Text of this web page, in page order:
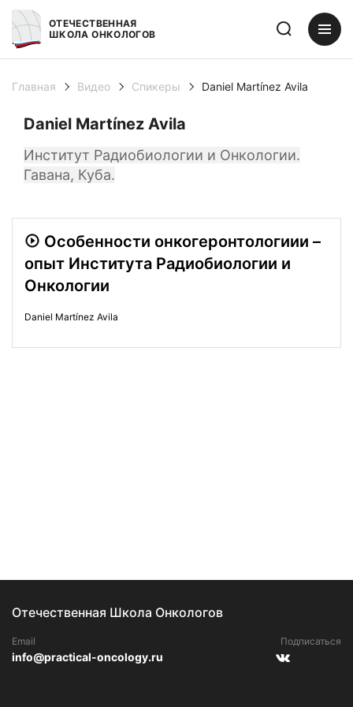
ОТЕЧЕСТВЕННАЯ
ШКОЛА ОНКОЛОГОВ
Главная Видео Спикеры Daniel Martínez Avila
Daniel Martínez Avila
Институт Радиобиологии и Онкологии.
Гавана, Куба.
Особенности онкогеронтологиии –
опыт Института Радиобиологии и
Онкологии
Daniel Martínez Avila
Отечественная Школа Онкологов
Email
info@practical-oncology.ru
Подписаться